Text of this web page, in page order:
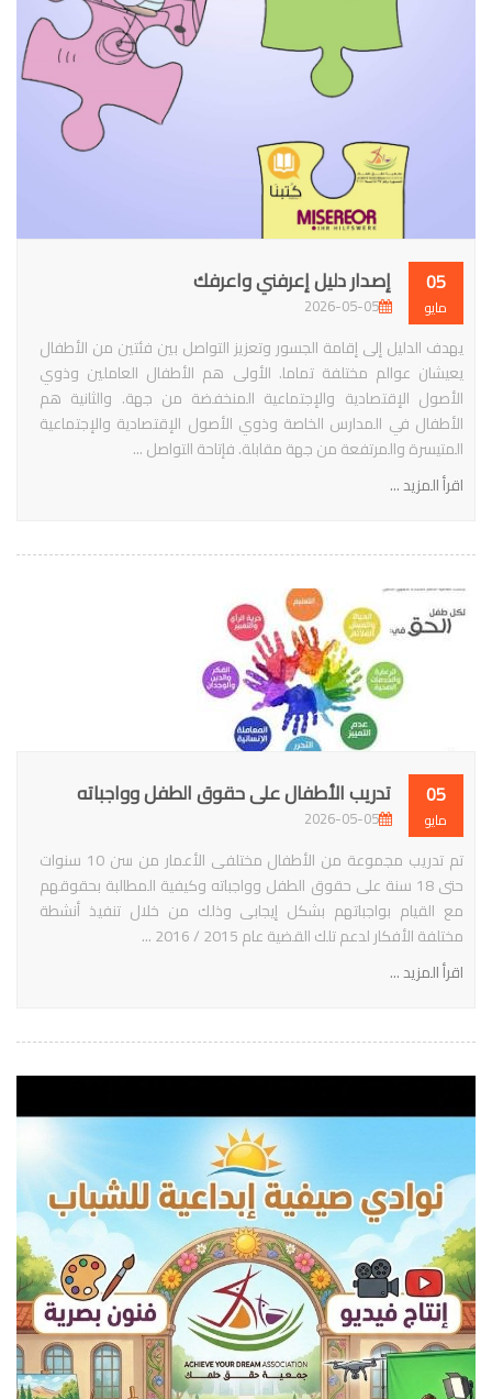
05
مايو
إصدار دليل إعرفني واعرفك
2026-05-05
يهدف الدليل إلى إقامة الجسور وتعزيز التواصل بين فئتين من الأطفال
يعيشان عوالم مختلفة تماما. الأولى هم الأطفال العاملين وذوي
الأصول الإقتصادية والإجتماعية المنخفضة من جهة. والثانية هم
الأطفال في المدارس الخاصة وذوي الأصول الإقتصادية والإجتماعية
المتيسرة والمرتفعة من جهة مقابلة. فإتاحة التواصل ...
اقرأ المزيد ...
05
مايو
تدريب الأطفال على حقوق الطفل وواجباته
2026-05-05
تم تدريب مجموعة من الأطفال مختلفى الأعمار من سن 10 سنوات
حتى 18 سنة على حقوق الطفل وواجباته وكيفية المطالبة بحقوقهم
مع القيام بواجباتهم بشكل إيجابى وذلك من خلال تنفيذ أنشطة
مختلفة الأفكار لدعم تلك القضية عام 2015 / 2016 ...
اقرأ المزيد ...